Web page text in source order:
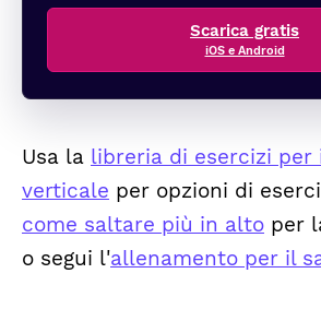
Scarica gratis
iOS e Android
Usa la libreria di esercizi per
verticale per opzioni di
come saltare più in alto per
o segui l'allenamento per il